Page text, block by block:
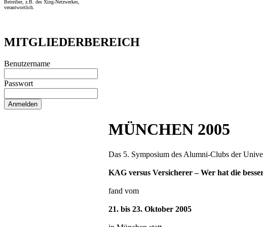
Betreiber, z.B. des Xing-Netzwerkes,
verantwortlich.
MITGLIEDERBEREICH
Benutzername
Passwort
MÜNCHEN 2005
Das 5. Symposium des Alumni-Clubs der
KAG versus Versicherer – Wer hat die
fand vom
21. bis 23. Oktober 2005